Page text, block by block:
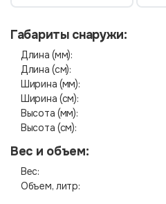
Габариты снаружи:
Длина (мм):
Длина (см):
Ширина (мм):
Ширина (см):
Высота (мм):
Высота (см):
Вес и объем:
Вес:
Объем, литр: